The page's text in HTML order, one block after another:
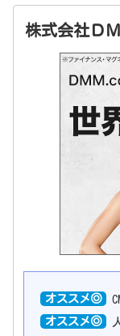
株式会社Ｄ
オススメ◎
オススメ◎ 人